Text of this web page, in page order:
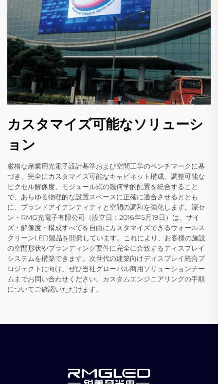
カスタマイズ可能なソリューシ
ョン
厳格な産業用光電子設計基準および空間工学のベンチマークに基
づき、完全にカスタマイズ可能なキャビネット構成、調整可能な
ピクセル解像度、モジュール式の幾何学的配置を統合すること
で、あらゆる物理的な設置スペースに正確に適合させるととも
に、ブランドアイデンティティと空間の調和を強化します。深セ
ン・RMG光電子有限公司（設立日：2016年5月19日）は、サイ
ズ・解像度・構成すべてを自由にカスタマイズできるウォールス
クリーンLED製品を開発しています。これにより、お客様の施設
の空間形状やブランディング要件に完全に合致するディスプレイ
システムを構築できます。次世代の建築向けディスプレイ統合プ
ロジェクトに向け、ぜひ当社グローバル商用ソリューションチー
ムまでお問い合わせください。カスタムエンジニアリングの手順
についてご確認いただけます。